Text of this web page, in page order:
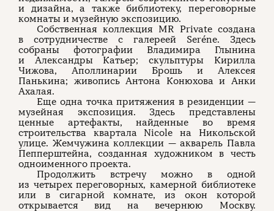
и дизайна, а также библиотеку, переговорные
комнаты и музейную экспозицию.
Собственная коллекция MR Private создана
в сотрудничестве с галереей Seréne. Здесь
собраны фотографии Владимира Глынина
и Александры Катьер; скульптуры Кирилла
Чижова, Аполлинарии Брошь и Алексея
Панькина; живопись Антона Конюхова и Анки
Ахалая.
Еще одна точка притяжения в резиденции —
музейная экспозиция. Здесь представлены
ценные артефакты, найденные во время
строительства квартала Nicole на Никольской
улице. Жемчужина коллекции — акварель Павла
Пепперштейна, созданная художником в честь
одноименного проекта.
Продолжить встречу можно в одной
из четырех переговорных, камерной библиотеке
или в сигарной комнате, из окон которой
открывается вид на вечернюю Москву.